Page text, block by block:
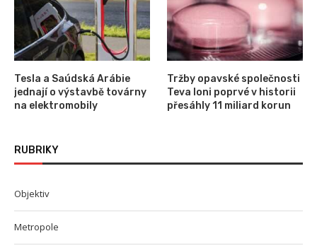
Tesla a Saúdská Arábie
jednají o výstavbě továrny
na elektromobily
Tržby opavské společnosti
Teva loni poprvé v historii
přesáhly 11 miliard korun
RUBRIKY
Objektiv
Metropole